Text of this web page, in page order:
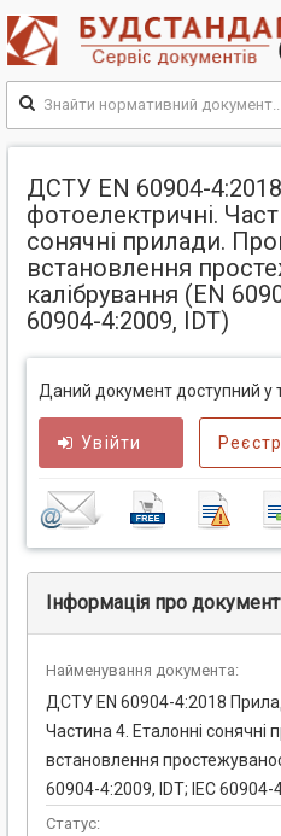
ДСТУ EN 60904-
фотоелектричні.
сонячні прилади.
встановлення
калібрування (EN
60904-4:2009, IDT)
Даний документ доступний
Увійти
Інформація про документ
Найменування документа:
ДСТУ EN 60904-4:2018
Частина 4. Еталонні сонячні
встановлення
60904-4:2009, IDT; ІЕС 60904-
Статус: